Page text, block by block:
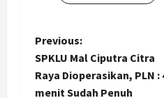
P
o
Previous:
SPKLU Mal Ciputra Citra
Raya Dioperasikan, PLN :
menit Sudah Penuh